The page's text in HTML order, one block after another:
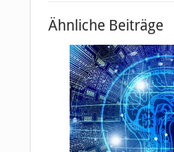
Ähnliche Beiträge